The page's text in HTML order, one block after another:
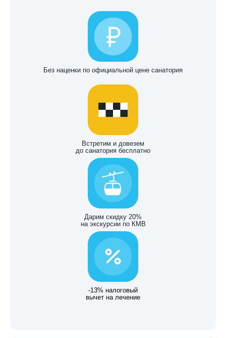
Без наценки по официальной цене санатория
Встретим и довезем
до санатория бесплатно
Дарим скидку 20%
на экскурсии по КМВ
-13% налоговый
вычет на лечение